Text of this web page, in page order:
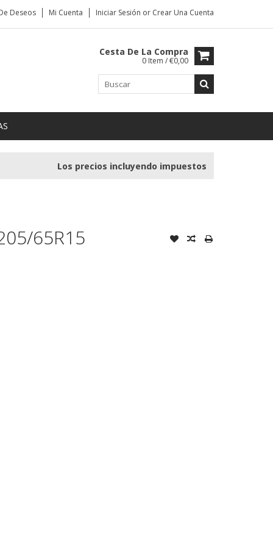
Deseos Mi Cuenta Iniciar Sesión or Crear Una Cuenta
Cesta De La Compra
0 Item / €0,00
Los precios incluyendo impuestos
65R15